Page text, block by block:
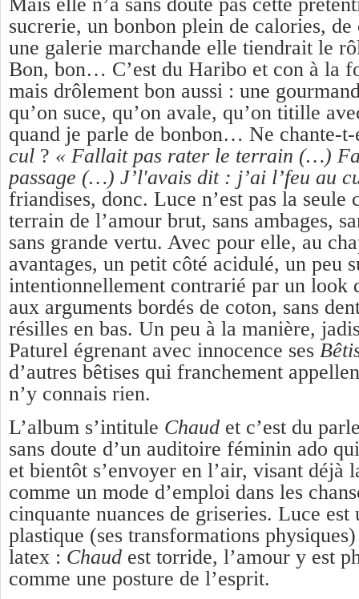
sucrerie, un bonbon plein de calories, de
une galerie marchande elle tiendrait le
Bon, bon… C’est du Haribo et con à la
mais drôlement bon aussi : une
qu’on suce, qu’on avale, qu’on titille
quand je parle de bonbon… Ne chante-
cul ? « Fallait pas rater le terrain (…)
passage (…) J’l'avais dit : j’ai l’feu au
friandises, donc. Luce n’est pas la seule
terrain de l’amour brut, sans ambages,
sans grande vertu. Avec pour elle, au
avantages, un petit côté acidulé, un peu
intentionnellement contrarié par un look
aux arguments bordés de coton, sans
résilles en bas. Un peu à la manière,
Paturel égrenant avec innocence ses
d’autres bêtises qui franchement
n’y connais rien.
L’album s’intitule Chaud et c’est du
sans doute d’un auditoire féminin ado
et bientôt s’envoyer en l’air, visant déjà
comme un mode d’emploi dans les
cinquante nuances de griseries. Luce est
plastique (ses transformations
latex : Chaud est torride, l’amour y est
comme une posture de l’esprit.